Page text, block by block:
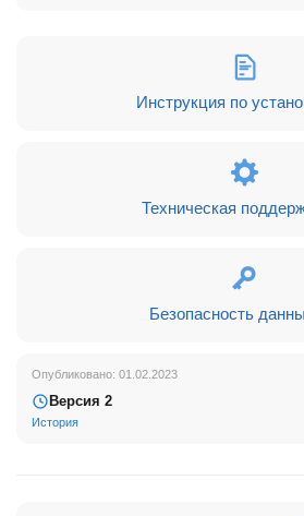
Что нужно для подключения к
DNS-адрес портала и секретный ключ
Инструкция по
Техническая
Безопасность
Опубликовано: 01.02.2023
Версия 2
История